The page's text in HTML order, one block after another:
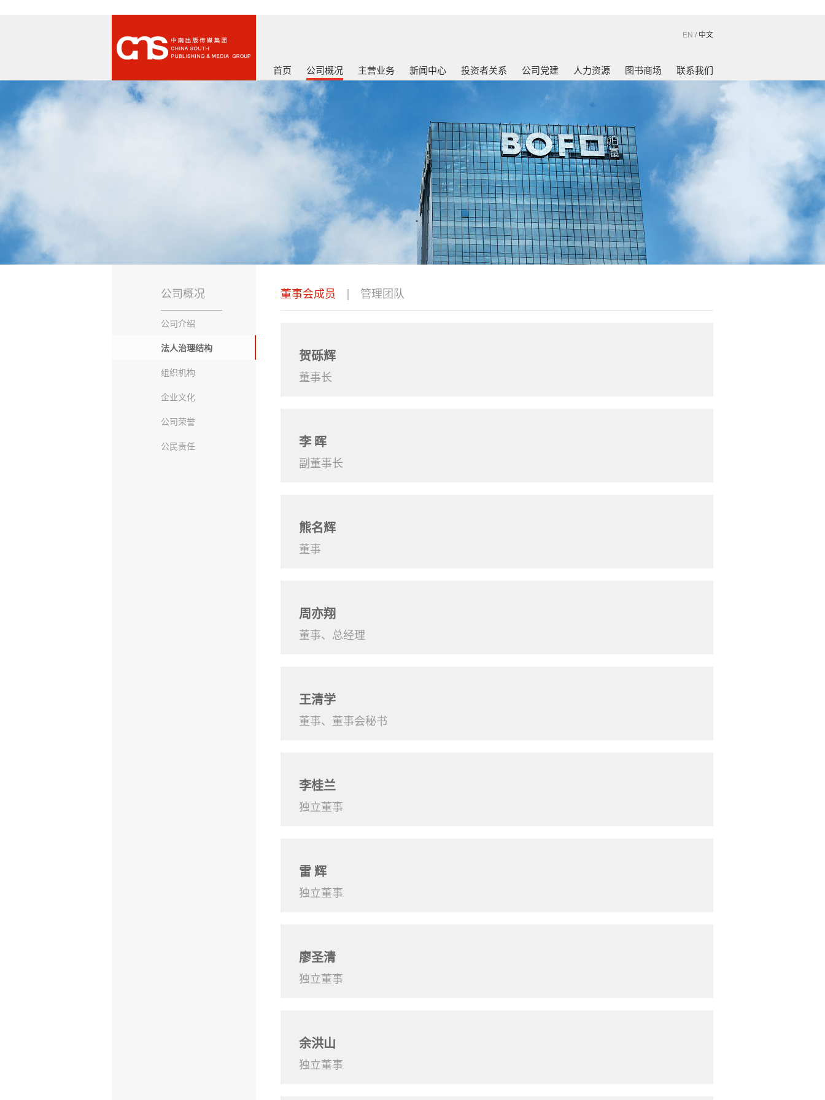
EN /中文
首页 公司概况 主营业务 新闻中心 投资者关系 公司党建 人力资源 图书商场 联系我们
公司概况
公司介绍
法人治理结构
组织机构
企业文化
公司荣誉
公民责任
董事会成员 | 管理团队
贺砾辉
董事长
李 晖
副董事长
熊名辉
董事
周亦翔
董事、总经理
王清学
董事、董事会秘书
李桂兰
独立董事
雷 辉
独立董事
廖圣清
独立董事
余洪山
独立董事